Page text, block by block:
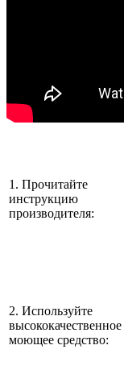
1. Прочитайте
инструкцию
производителя:
2. Используйте
высококачественное
моющее средство: